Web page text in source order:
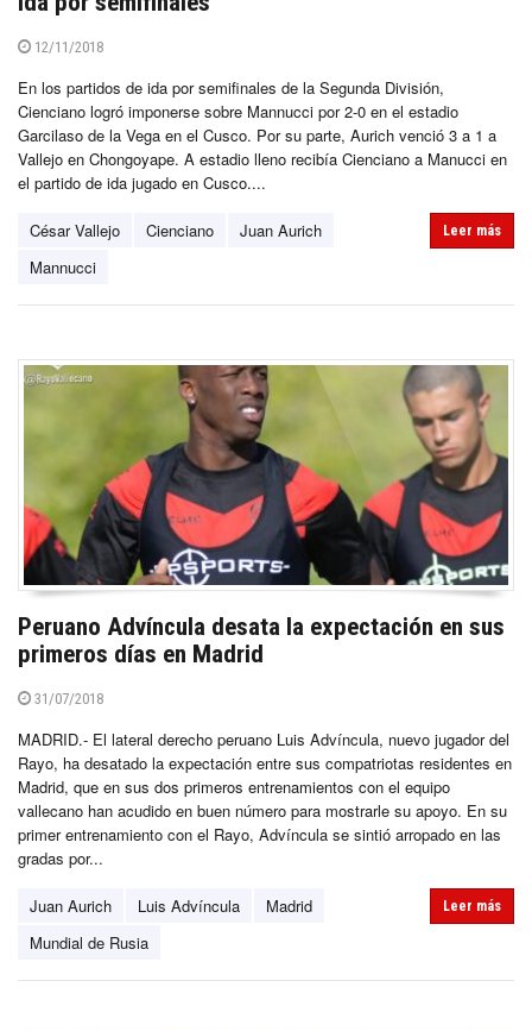
12/11/2018
En los partidos de ida por semifinales de la Segunda División,
Cienciano logró imponerse sobre Mannucci por 2-0 en el estadio
Garcilaso de la Vega en el Cusco. Por su parte, Aurich venció 3 a 1 a
Vallejo en Chongoyape. A estadio lleno recibía Cienciano a Manucci en
el partido de ida jugado en Cusco....
César Vallejo Cienciano
Juan Aurich
Mannucci
Leer más
Peruano Advíncula desata la expectación en sus
primeros días en Madrid
31/07/2018
MADRID.- El lateral derecho peruano Luis Advíncula, nuevo jugador del
Rayo, ha desatado la expectación entre sus compatriotas residentes en
Madrid, que en sus dos primeros entrenamientos con el equipo
vallecano han acudido en buen número para mostrarle su apoyo. En su
primer entrenamiento con el Rayo, Advíncula se sintió arropado en las
gradas por...
Juan Aurich Luis Advíncula
Madrid
Mundial de Rusia
Leer más